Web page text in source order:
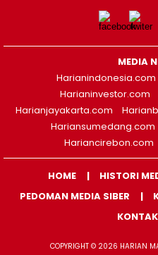
MEDIA
Harianindonesia.com
Harianinvestor.com
Harianjayakarta.com
Hariansumedang.com
Hariancirebon.com
HOME HISTORI
PEDOMAN MEDIA SIBER
COPYRIGHT © 2026 HARIAN